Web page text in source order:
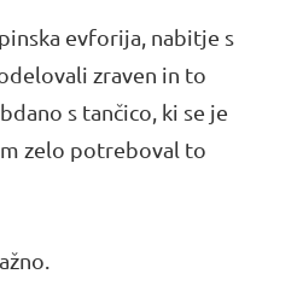
evforija, nabitje s
zraven in to
s tančico, ki se je
zelo potreboval to